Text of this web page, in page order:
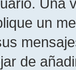
un
de